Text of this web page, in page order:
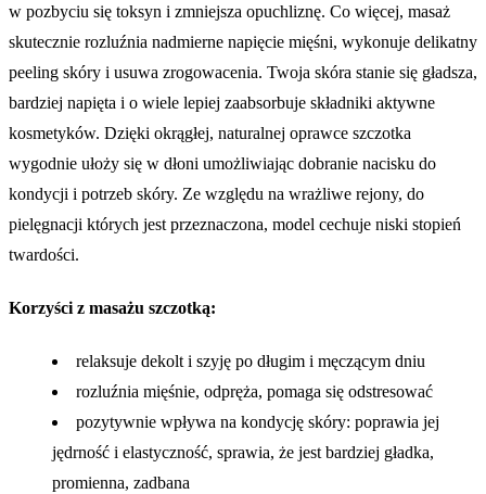
w pozbyciu się toksyn i zmniejsza opuchliznę. Co więcej, masaż
skutecznie rozluźnia nadmierne napięcie mięśni, wykonuje delikatny
peeling skóry i usuwa zrogowacenia. Twoja skóra stanie się gładsza,
bardziej napięta i o wiele lepiej zaabsorbuje składniki aktywne
kosmetyków. Dzięki okrągłej, naturalnej oprawce szczotka
wygodnie ułoży się w dłoni umożliwiając dobranie nacisku do
kondycji i potrzeb skóry. Ze względu na wrażliwe rejony, do
pielęgnacji których jest przeznaczona, model cechuje niski stopień
twardości.
Korzyści z masażu szczotką:
relaksuje dekolt i szyję po długim i męczącym dniu
rozluźnia mięśnie, odpręża, pomaga się odstresować
pozytywnie wpływa na kondycję skóry: poprawia jej
jędrność i elastyczność, sprawia, że jest bardziej gładka,
promienna, zadbana